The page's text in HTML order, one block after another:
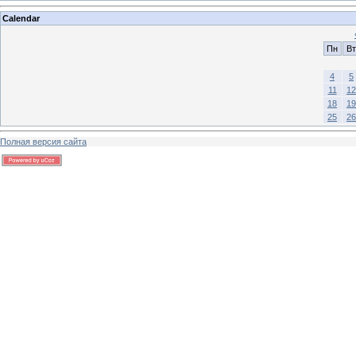
Calendar
Пн
Вт
4
5
11
12
18
19
25
26
Полная версия сайта